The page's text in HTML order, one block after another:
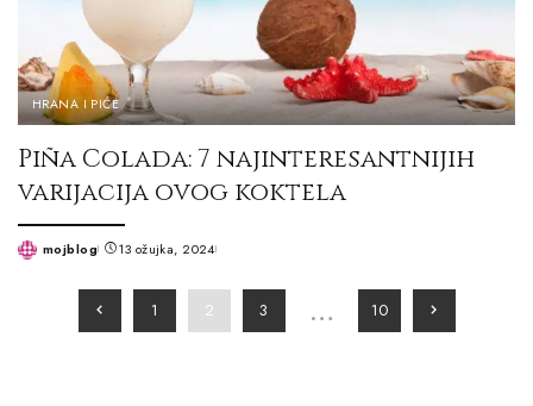
HRANA I PIĆE
Piña Colada: 7 najinteresantnijih
varijacija ovog koktela
Postedmojblog 13 ožujka, 2024
1 2 3 … 10